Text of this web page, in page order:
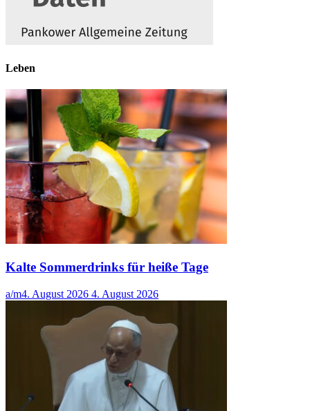
Leben
Kalte Sommerdrinks für heiße Tage
a/m4. August 2026 4. August 2026